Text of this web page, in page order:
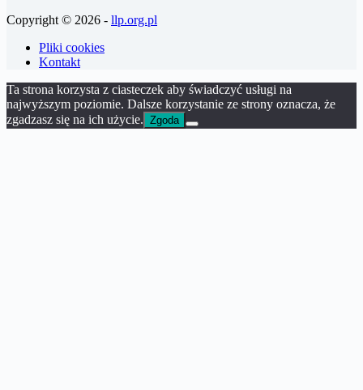
Copyright © 2026 - llp.org.pl
Pliki cookies
Kontakt
Ta strona korzysta z ciasteczek aby świadczyć usługi na
najwyższym poziomie. Dalsze korzystanie ze strony oznacza, że
zgadzasz się na ich użycie. Zgoda